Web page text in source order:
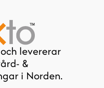
levererar
&
i Norden.